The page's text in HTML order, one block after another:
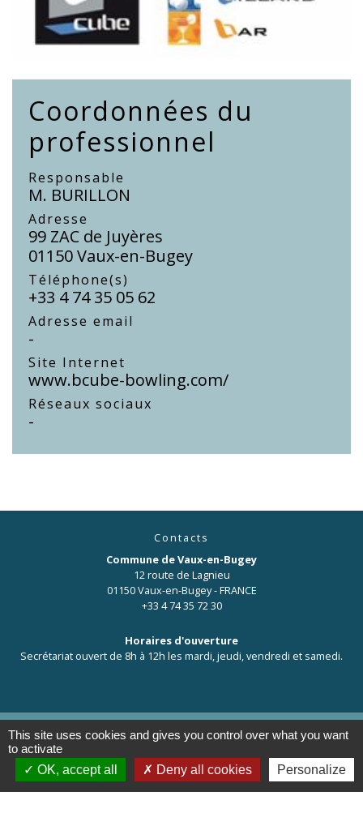
Coordonnées du
professionnel
Responsable
M. BURILLON
Adresse
99 ZAC de Juyères
01150 Vaux-en-Bugey
Téléphone(s)
+33 4 74 35 05 62
Adresse email
-
Site Internet
www.bcube-bowling.com/
Réseaux sociaux
-
Contacts
Commune de Vaux-en-Bugey
12 route de Lagnieu
01150 Vaux-en-Bugey - FRANCE
+33 4 74 35 72 30
Horaires d'ouverture
Secrétariat ouvert de 8h à 12h les mardi, jeudi, vendredi et samedi.
Liens
This site uses cookies and gives you control over what you want
to activate
OK, accept all
Deny all cookies Personalize